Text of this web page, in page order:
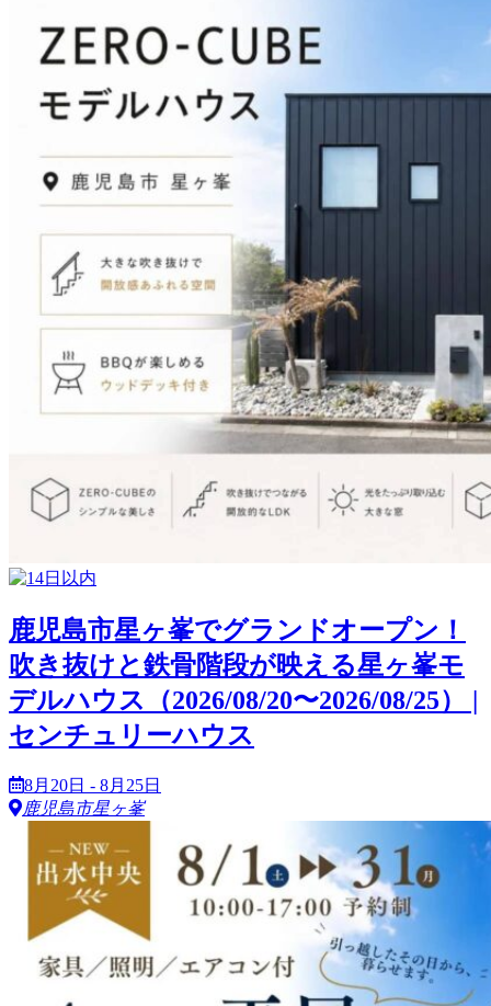
鹿児島市星ヶ峯でグランドオープン！
吹き抜けと鉄骨階段が映える星ヶ峯モ
デルハウス（2026/08/20〜2026/08/25） |
センチュリーハウス
8月20日 - 8月25日
鹿児島市星ヶ峯